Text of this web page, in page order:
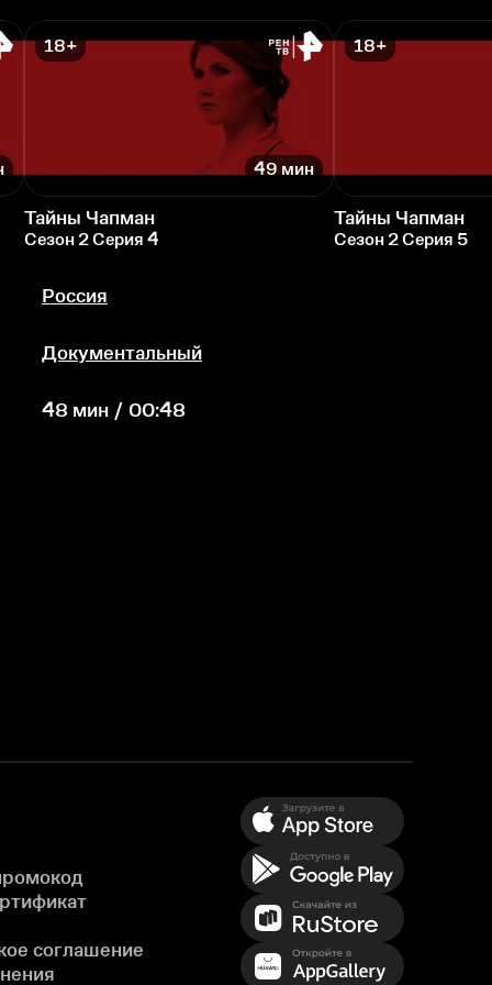
18+
49 мин
Тайны Чапман
Сезон 2 Серия 4
18+
Тайны Чапман
Сезон 2 Серия 5
Россия
Документальный
48 мин / 00:48
соглашение